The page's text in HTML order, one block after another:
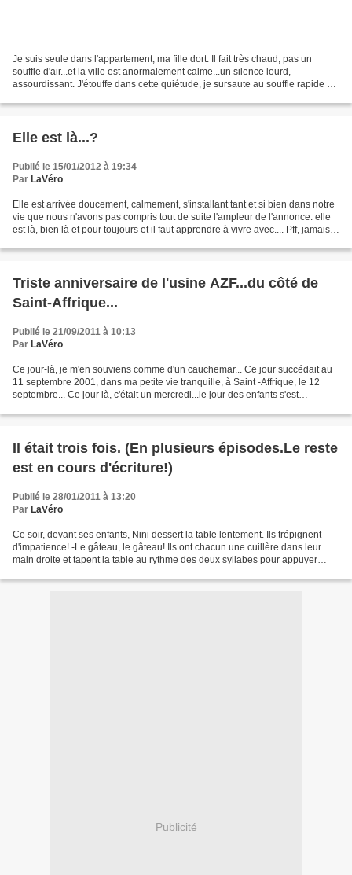
Je suis seule dans l'appartement, ma fille dort. Il fait très chaud, pas un
souffle d'air...et la ville est anormalement calme...un silence lourd,
assourdissant. J'étouffe dans cette quiétude, je sursaute au souffle rapide de
Elle est là...?
Publié le 15/01/2012 à 19:34
Par LaVéro
Elle est arrivée doucement, calmement, s'installant tant et si bien dans notre
vie que nous n'avons pas compris tout de suite l'ampleur de l'annonce: elle
est là, bien là et pour toujours et il faut apprendre à vivre avec.... Pff, jamais
Triste anniversaire de l'usine AZF...du côté de
Saint-Affrique...
Publié le 21/09/2011 à 10:13
Par LaVéro
Ce jour-là, je m'en souviens comme d'un cauchemar... Ce jour succédait au
11 septembre 2001, dans ma petite vie tranquille, à Saint -Affrique, le 12
septembre... Ce jour là, c'était un mercredi...le jour des enfants s'est
Il était trois fois. (En plusieurs épisodes.Le reste
est en cours d'écriture!)
Publié le 28/01/2011 à 13:20
Par LaVéro
Ce soir, devant ses enfants, Nini dessert la table lentement. Ils trépignent
d'impatience! -Le gâteau, le gâteau! Ils ont chacun une cuillère dans leur
main droite et tapent la table au rythme des deux syllabes pour appuyer
Publicité